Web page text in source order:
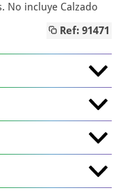
No incluye Calzado
Ref: 91471